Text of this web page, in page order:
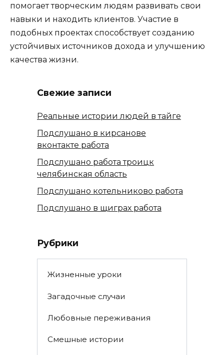
помогает творческим людям развивать свои
навыки и находить клиентов. Участие в
подобных проектах способствует созданию
устойчивых источников дохода и улучшению
качества жизни.
Свежие записи
Реальные истории людей в тайге
Подслушано в кирсанове
вконтакте работа
Подслушано работа троицк
челябинская область
Подслушано котельниково работа
Подслушано в щиграх работа
Рубрики
Жизненные уроки
Загадочные случаи
Любовные переживания
Смешные истории